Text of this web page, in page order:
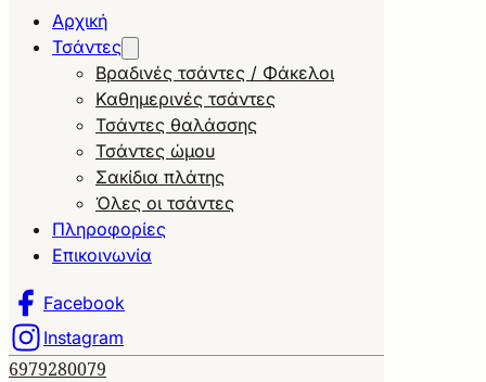
Αρχική
Τσάντες
Βραδινές τσάντες / Φάκελοι
Καθημερινές τσάντες
Τσάντες θαλάσσης
Τσάντες ώμου
Σακίδια πλάτης
Όλες οι τσάντες
Πληροφορίες
Επικοινωνία
Facebook
Instagram
6979280079